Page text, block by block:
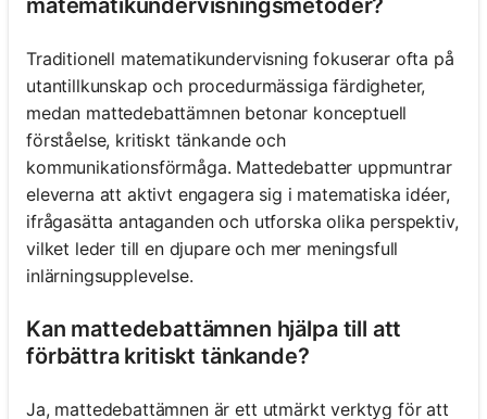
Traditionell matematikundervisning fokuserar ofta på
utantillkunskap och procedurmässiga färdigheter,
medan mattedebattämnen betonar konceptuell
förståelse, kritiskt tänkande och
kommunikationsförmåga. Mattedebatter uppmuntrar
eleverna att aktivt engagera sig i matematiska idéer,
ifrågasätta antaganden och utforska olika perspektiv,
vilket leder till en djupare och mer meningsfull
inlärningsupplevelse.
Kan mattedebattämnen hjälpa till att
förbättra kritiskt tänkande?
Ja, mattedebattämnen är ett utmärkt verktyg för att